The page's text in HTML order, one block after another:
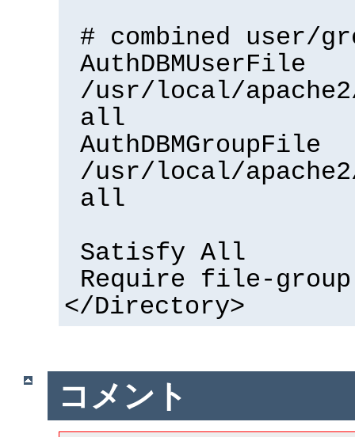
# combined user/
AuthDBMUserFile
/usr/local/
all
AuthDBMGroupFile
/usr/local/
all
Satisfy All
Require file-group
</Directory>
コメント